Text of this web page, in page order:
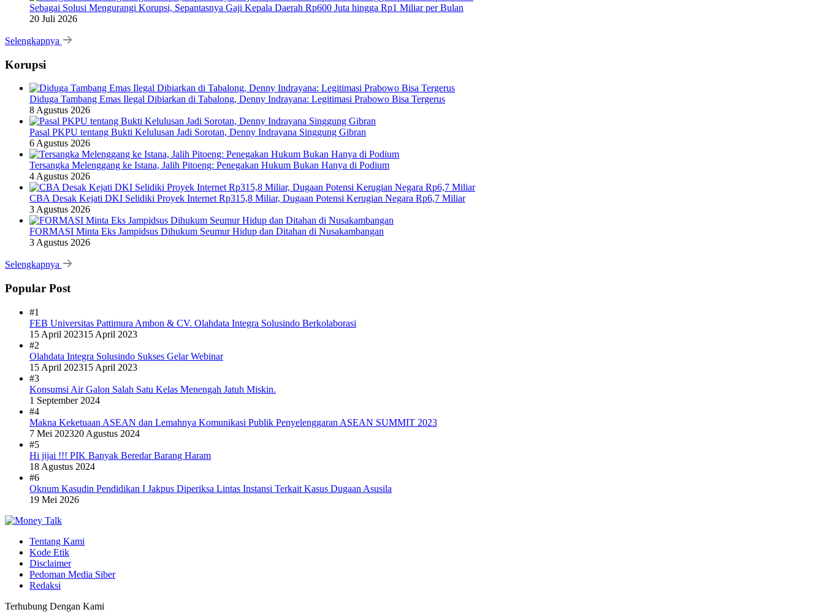
Sebagai Solusi Mengurangi Korupsi, Sepantasnya Gaji Kepala Daerah Rp600 Juta hingga Rp1 Miliar per Bulan
20 Juli 2026
Selengkapnya
Korupsi
Diduga Tambang Emas Ilegal Dibiarkan di Tabalong, Denny Indrayana: Legitimasi Prabowo Bisa Tergerus
8 Agustus 2026
Pasal PKPU tentang Bukti Kelulusan Jadi Sorotan, Denny Indrayana Singgung Gibran
6 Agustus 2026
Tersangka Melenggang ke Istana, Jalih Pitoeng: Penegakan Hukum Bukan Hanya di Podium
4 Agustus 2026
CBA Desak Kejati DKI Selidiki Proyek Internet Rp315,8 Miliar, Dugaan Potensi Kerugian Negara Rp6,7 Miliar
3 Agustus 2026
FORMASI Minta Eks Jampidsus Dihukum Seumur Hidup dan Ditahan di Nusakambangan
3 Agustus 2026
Selengkapnya
Popular Post
#1
FEB Universitas Pattimura Ambon & CV. Olahdata Integra Solusindo Berkolaborasi
15 April 202315 April 2023
#2
Olahdata Integra Solusindo Sukses Gelar Webinar
15 April 202315 April 2023
#3
Konsumsi Air Galon Salah Satu Kelas Menengah Jatuh Miskin.
1 September 2024
#4
Makna Keketuaan ASEAN dan Lemahnya Komunikasi Publik Penyelenggaran ASEAN SUMMIT 2023
7 Mei 202320 Agustus 2024
#5
Hi jijai !!! PIK Banyak Beredar Barang Haram
18 Agustus 2024
#6
Oknum Kasudin Pendidikan I Jakpus Diperiksa Lintas Instansi Terkait Kasus Dugaan Asusila
19 Mei 2026
Tentang Kami
Kode Etik
Disclaimer
Pedoman Media Siber
Redaksi
Terhubung Dengan Kami